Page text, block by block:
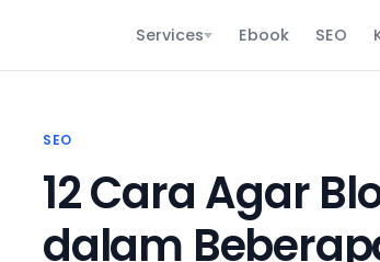
Services Ebook SEO
SEO
12 Cara Agar
dalam